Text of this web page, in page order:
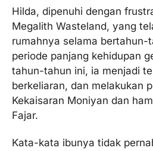
Hilda, dipenuhi dengan
Megalith Wasteland, yang
rumahnya selama bertahun-
periode panjang kehidupan
tahun-tahun ini, ia menjadi
berkeliaran, dan melakukan
Kekaisaran Moniyan dan
Fajar.
Kata-kata ibunya tidak